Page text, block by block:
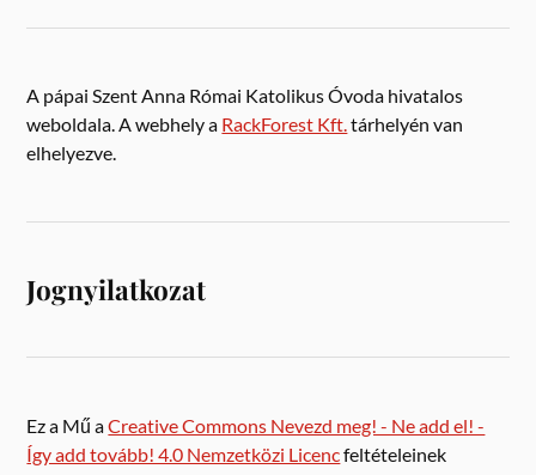
A pápai Szent Anna Római Katolikus Óvoda hivatalos
weboldala. A webhely a RackForest Kft.tárhelyén van
elhelyezve.
Jognyilatkozat
Ez a Mű aCreative Commons Nevezd meg! - Ne add el! -
Így add tovább! 4.0 Nemzetközi Licencfeltételeinek